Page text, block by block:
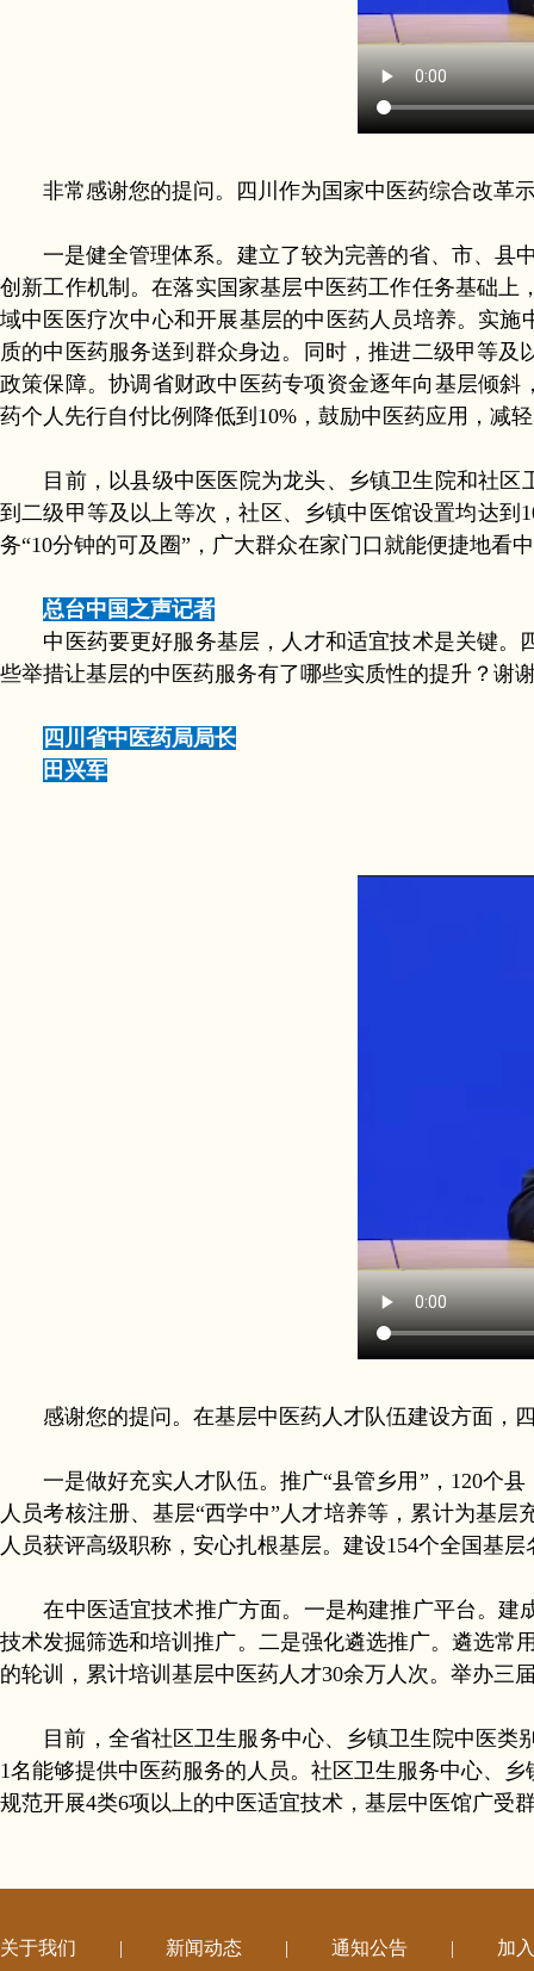
非常感谢您的提问。四川作为国家中医药综合改革
一是健全管理体系。建立了较为完善的省、市、县中
创新工作机制。在落实国家基层中医药工作任务基础
域中医医疗次中心和开展基层的中医药人员培养。实
质的中医药服务送到群众身边。同时，推进二级甲等
政策保障。协调省财政中医药专项资金逐年向基层倾
药个人先行自付比例降低到10%，鼓励中医药应用，减
目前，以县级中医医院为龙头、乡镇卫生院和社区
到二级甲等及以上等次，社区、乡镇中医馆设置均达到
务“10分钟的可及圈”，广大群众在家门口就能便捷地看
总台中国之声记者
中医药要更好服务基层，人才和适宜技术是关键。
些举措让基层的中医药服务有了哪些实质性的提升？谢
四川省中医药局局长
田兴军
感谢您的提问。在基层中医药人才队伍建设方面，四
一是做好充实人才队伍。推广“县管乡用”，120个县
人员考核注册、基层“西学中”人才培养等，累计为基
人员获评高级职称，安心扎根基层。建设154个全国基
在中医适宜技术推广方面。一是构建推广平台。建
技术发掘筛选和培训推广。二是强化遴选推广。遴选常
的轮训，累计培训基层中医药人才30余万人次。举办三
目前，全省社区卫生服务中心、乡镇卫生院中医类别
1名能够提供中医药服务的人员。社区卫生服务中心、
规范开展4类6项以上的中医适宜技术，基层中医馆广受
关于我们 | 新闻动态 | 通知公告 | 加